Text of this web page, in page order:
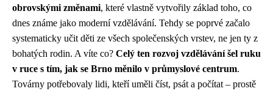
obrovskými změnami, které vlastně vytvořily základ toho, co
dnes známe jako moderní vzdělávání. Tehdy se poprvé začalo
systematicky učit děti ze všech společenských vrstev, ne jen ty z
bohatých rodin. A víte co? Celý ten rozvoj vzdělávání šel ruku
v ruce s tím, jak se Brno měnilo v průmyslové centrum.
Továrny potřebovaly lidi, kteří uměli číst, psát a počítat – prostě